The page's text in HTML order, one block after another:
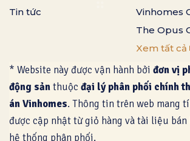
Tin tức
Vinhomes
The Opus
Xem tất cả
* Website này được vận hành bởi đơn vị
động sảnthuộc đại lý phân phối chính
án Vinhomes. Thông tin trên web mang
được cập nhật từ giỏ hàng và tài liệu bán
hệ thống phân phối.